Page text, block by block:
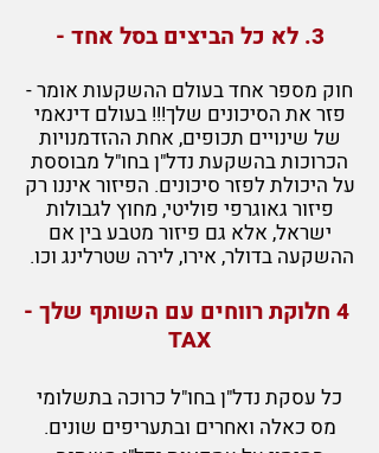
-
חוק מספר אחד בעולם ההשקעות אומר -
פזר את הסיכונים שלך!!! בעולם דינאמי
של שינויים תכופים, אחת ההזדמנויות
הכרוכות בהשקעת נדל"ן בחו"ל מבוססת
על היכולת לפזר סיכונים. הפיזור איננו רק
פיזור גאוגרפי פוליטי, מחוץ לגבולות
ישראל, אלא גם פיזור מטבע בין אם
ההשקעה בדולר, אירו, לירה שטרלינג וכו.
4 חלוקת רווחים עם השותף שלך -
TAX
כל עסקת נדל"ן בחו"ל כרוכה בתשלומי
מס כאלה ואחרים ובתעריפים שונים.